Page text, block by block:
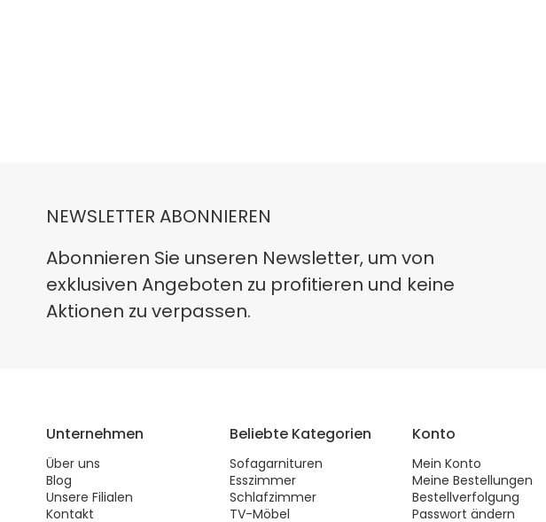
NEWSLETTER ABONNIEREN
Abonnieren Sie unseren Newsletter, um von
exklusiven Angeboten zu profitieren und keine
Aktionen zu verpassen.
Unternehmen
Über uns
Blog
Unsere Filialen
Kontakt
Beliebte Kategorien
Sofagarnituren
Esszimmer
Schlafzimmer
TV-Möbel
Konto
Mein Konto
Meine Bestellungen
Bestellverfolgung
Passwort ändern